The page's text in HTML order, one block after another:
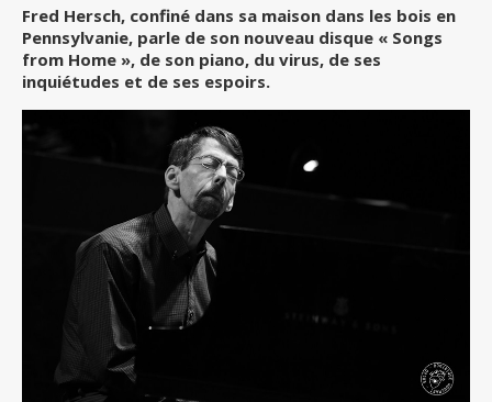
Fred Hersch, confiné dans sa maison dans les bois en
Pennsylvanie, parle de son nouveau disque « Songs
from Home », de son piano, du virus, de ses
inquiétudes et de ses espoirs.